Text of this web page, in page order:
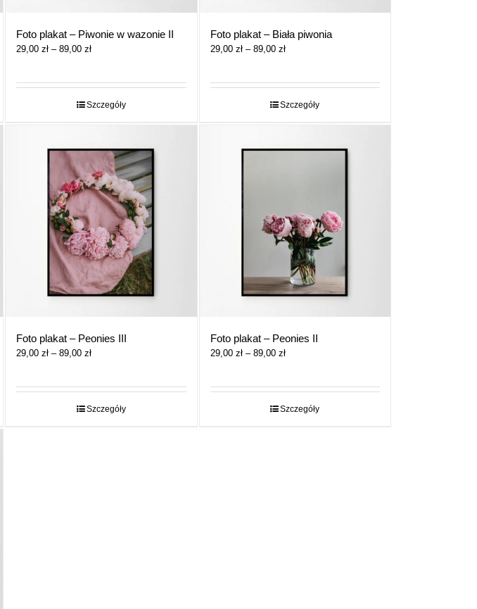
Foto plakat – Piwonie w wazonie II
29,00 zł – 89,00 złZakres
29,00 zł
do
Szczegóły
Foto plakat – Biała piwonia
29,00 zł – 89,00 złZakres
29,00 zł
do
Szczegóły
Foto plakat – Peonies III
29,00 zł – 89,00 złZakres
29,00 zł
do
Szczegóły
Foto plakat – Peonies II
29,00 zł – 89,00 złZakres
29,00 zł
do
Szczegóły